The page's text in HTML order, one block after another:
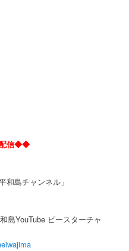
配信◆◆
島チャンネル」
島YouTube ピースターチャ